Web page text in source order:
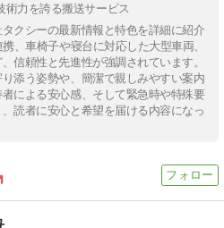
術力を誇る搬送サービス
クシーの最新情報と特色を詳細に紹介
、車椅子や寝台に対応した大型車両、
信頼性と先進性が強調されています。
添う姿勢や、簡潔で親しみやすい案内
による安心感、そして緊急時や特殊要
読者に安心と希望を届ける内容になっ